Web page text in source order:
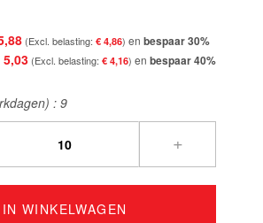
€ 4,86 en bespaar30%
5,03 € 4,16 en bespaar40%
: 9
+
IN WINKELWAGEN